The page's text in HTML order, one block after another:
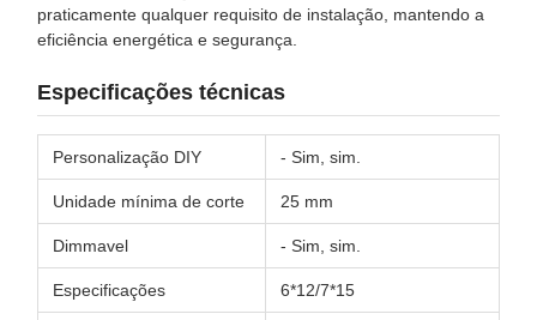
praticamente qualquer requisito de instalação, mantendo a
eficiência energética e segurança.
Especificações técnicas
Personalização DIY - Sim, sim.
Unidade mínima de corte 25 mm
Dimmavel - Sim, sim.
Especificações 6*12/7*15